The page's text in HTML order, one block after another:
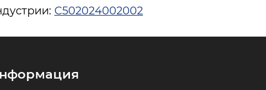
С502024002002